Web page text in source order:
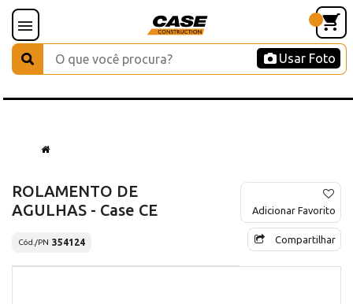
Usar Foto
ROLAMENTO DE
AGULHAS - Case CE
Cód./PN 354124
Adicionar Favorito
Compartilhar